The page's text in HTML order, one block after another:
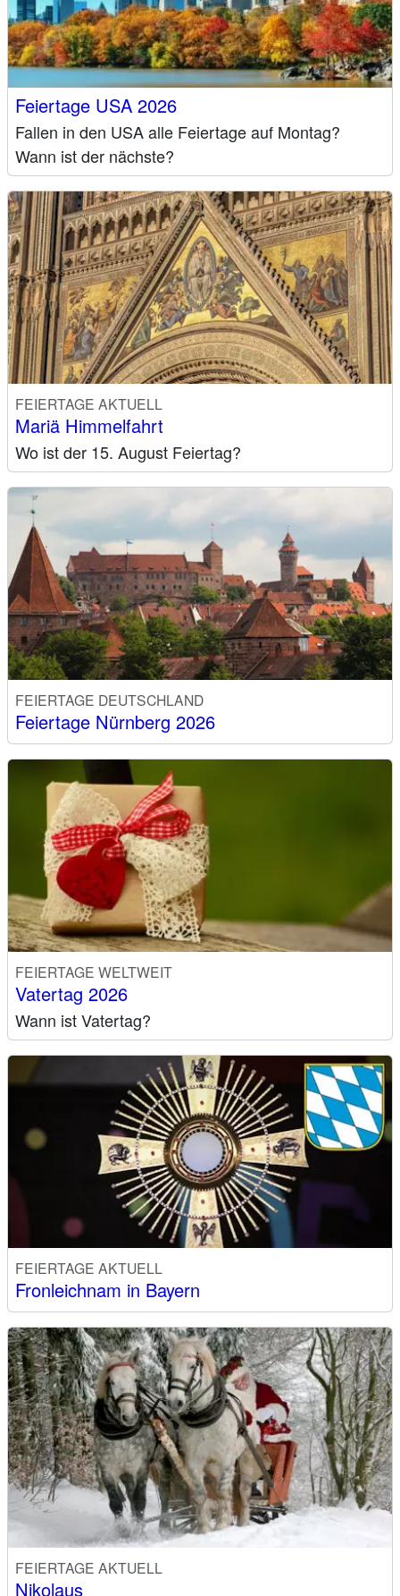
Feiertage USA 2026
Fallen in den USA alle Feiertage auf Montag?
Wann ist der nächste?
FEIERTAGE AKTUELL
Mariä Himmelfahrt
Wo ist der 15. August Feiertag?
FEIERTAGE DEUTSCHLAND
Feiertage Nürnberg 2026
FEIERTAGE WELTWEIT
Vatertag 2026
Wann ist Vatertag?
FEIERTAGE AKTUELL
Fronleichnam in Bayern
FEIERTAGE AKTUELL
Nikolaus